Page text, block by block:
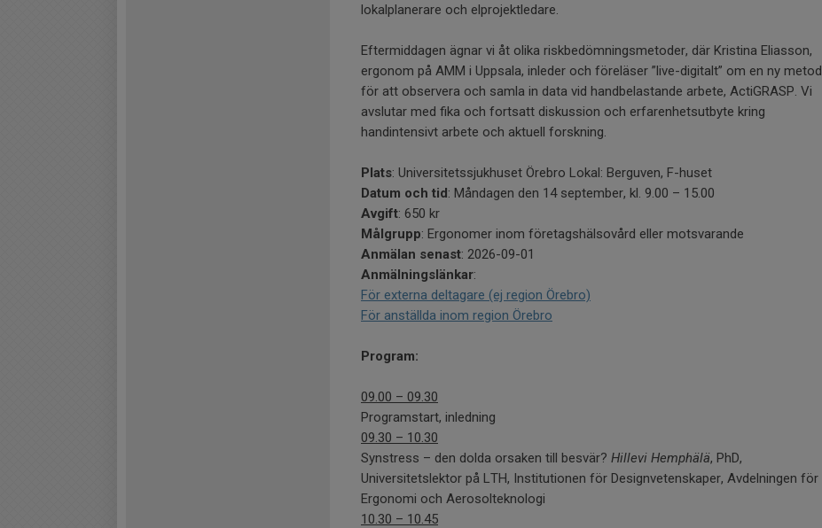
lokalplanerare och elprojektledare.
Eftermiddagen ägnar vi åt olika riskbedömningsmetoder, där Kristina Eliasson,
ergonom på AMM i Uppsala, inleder och föreläser ”live-digitalt” om en ny metod
för att observera och samla in data vid handbelastande arbete, ActiGRASP. Vi
avslutar med fika och fortsatt diskussion och erfarenhetsutbyte kring
handintensivt arbete och aktuell forskning.
Plats: Universitetssjukhuset Örebro Lokal: Berguven, F-huset
Datum och tid: Måndagen den 14 september, kl. 9.00 – 15.00
Avgift: 650 kr
Målgrupp: Ergonomer inom företagshälsovård eller motsvarande
Anmälan senast: 2026-09-01
Anmälningslänkar:
För externa deltagare (ej region Örebro)
För anställda inom region Örebro
Program:
09.00 – 09.30
Programstart, inledning
09.30 – 10.30
Synstress – den dolda orsaken till besvär? Hillevi Hemphälä, PhD,
Universitetslektor på LTH, Institutionen för Designvetenskaper, Avdelningen för
Ergonomi och Aerosolteknologi
10.30 – 10.45